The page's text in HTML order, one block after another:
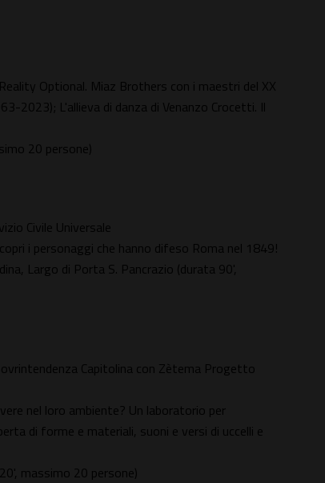
Optional. Miaz Brothers con i maestri del XX
2023); L'allieva di danza di Venanzo Crocetti. Il
20 persone)
Civile Universale
i personaggi che hanno difeso Roma nel 1849!
Largo di Porta S. Pancrazio (durata 90',
Capitolina con Zètema Progetto
nel loro ambiente? Un laboratorio per
di forme e materiali, suoni e versi di uccelli e
massimo 20 persone)